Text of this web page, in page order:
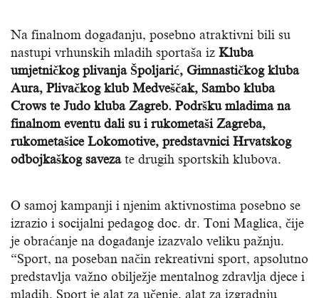
Na finalnom događanju, posebno atraktivni bili su
nastupi vrhunskih mladih sportaša iz Kluba
umjetničkog plivanja Špoljarić, Gimnastičkog kluba
Aura, Plivačkog klub Medveščak, Sambo kluba
Crows te Judo kluba Zagreb. Podršku mladima na
finalnom eventu dali su i rukometaši Zagreba,
rukometašice Lokomotive, predstavnici Hrvatskog
odbojkaškog savezate drugih sportskih klubova.
O samoj kampanji i njenim aktivnostima posebno se
izrazio i socijalni pedagog doc. dr. Toni Maglica, čije
je obraćanje na događanje izazvalo veliku pažnju.
“Sport, na poseban način rekreativni sport, apsolutno
predstavlja važno obilježje mentalnog zdravlja djece i
mladih. Sport je alat za učenje, alat za izgradnju